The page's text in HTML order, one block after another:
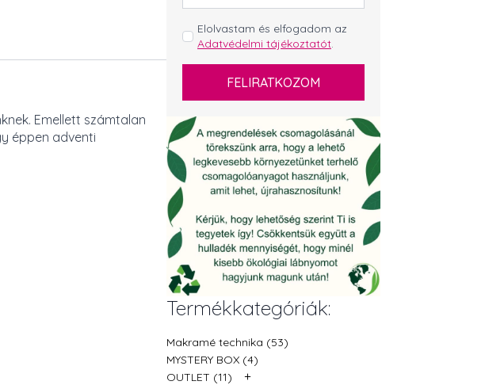
Emellett számtalan
éppen adventi
GDPR
*
Elolvastam és elfogadom az
Adatvédelmi tájékoztatót.
FELIRATKOZOM
Termékkategóriák:
Makramé technika (53)
MYSTERY BOX (4)
OUTLET (11)
+